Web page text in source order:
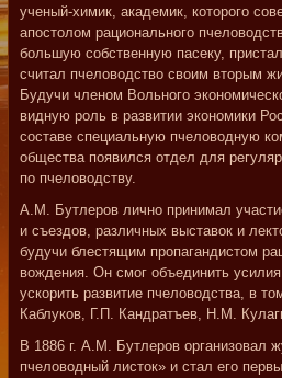
ученый-химик, академик, которого
апостолом рационального
большую собственную пасеку,
считал пчеловодство своим вторым
Будучи членом Вольного
видную роль в развитии экономики
составе специальную пчеловодную
общества появился отдел для
по пчеловодству.
А.М. Бутлеров лично принимал
и съездов, различных выставок и
будучи блестящим пропагандистом
вождения. Он смог объединить
ускорить развитие пчеловодства, в
Каблуков, Г.П. Кандратъев, Н.М.
В 1886 г. А.М. Бутлеров организовал
пчеловодный листок» и стал его